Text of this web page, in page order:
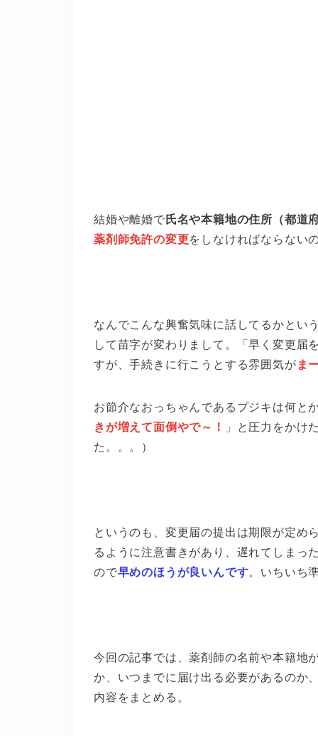
結婚や離婚で 氏名や本籍地の住所（都道
薬剤師免許の変更をしなければならない
なんでこんな興奮気味に話してるかとい
して苗字が変わりまして。「早く変更届
すが、手続きに行こうとする雰囲気が ま
お節介なおっちゃんであるプジキは何と
きが増えて面倒やで～！
」と圧力をかけ
た。。。）
というのも、変更届の提出は期限が定め
るように注意書きがあり、遅れてしまっ
ので早めのほうが良いんです。いちいち
今回の記事では、薬剤師の名前や本籍地
か、いつまでに届け出る必要があるのか
内容をまとめる。